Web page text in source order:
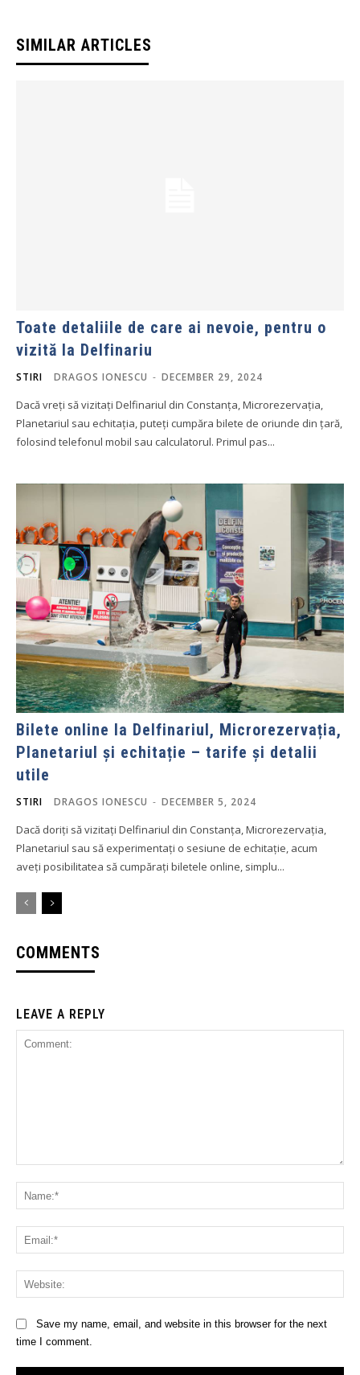
SIMILAR ARTICLES
Toate detaliile de care ai nevoie, pentru o
vizită la Delfinariu
STIRI DRAGOS IONESCU - DECEMBER 29, 2024
Dacă vreți să vizitați Delfinariul din Constanța, Microrezervația,
Planetariul sau echitația, puteți cumpăra bilete de oriunde din țară,
folosind telefonul mobil sau calculatorul. Primul pas...
Bilete online la Delfinariul, Microrezervația,
Planetariul și echitație – tarife și detalii
utile
STIRI DRAGOS IONESCU - DECEMBER 5, 2024
Dacă doriți să vizitați Delfinariul din Constanța, Microrezervația,
Planetariul sau să experimentați o sesiune de echitație, acum
aveți posibilitatea să cumpărați biletele online, simplu...
COMMENTS
LEAVE A REPLY
Save my name, email, and website in this browser for the next
time I comment.